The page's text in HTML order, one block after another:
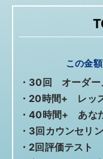
この金
・30回 オーダー
・20時間+ レッ
・40時間+ あな
・3回カウンセリ
・2回評価テスト